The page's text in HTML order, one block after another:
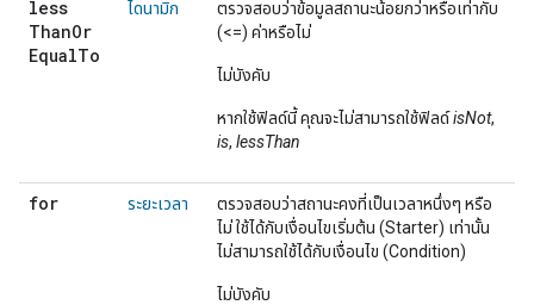
less
ThanOr
EqualTo
ไดนามิก
ตรวจสอบว่าข้อมูลสถานะน้อยกว่าหรือเท่ากับ
(<=) ค่าหรือไม่
ไม่บังคับ
หากใช้ฟิลด์นี้ คุณจะไม่สามารถใช้ฟิลด์isNot,
is, lessThan
for ระยะเวลา
ตรวจสอบว่าสถานะคงที่เป็นเวลาหนึ่งๆ หรือ
ไม่ ใช้ได้กับเงื่อนไขเริ่มต้น (Starter) เท่านั้น
ไม่สามารถใช้ได้กับเงื่อนไข (Condition)
ไม่บังคับ